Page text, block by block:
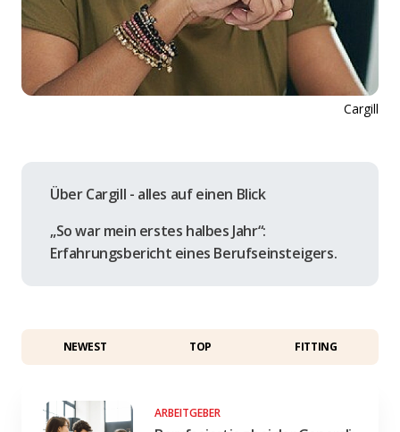
Cargill
Über Cargill - alles auf einen Blick
„So war mein erstes halbes Jahr“:
Erfahrungsbericht eines Berufseinsteigers.
NEWEST TOP FITTING
ARBEITGEBER